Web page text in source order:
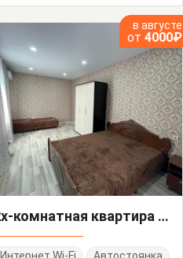
в августе
от 4000₽
2х-комнатная квартира 75/4 кв 62